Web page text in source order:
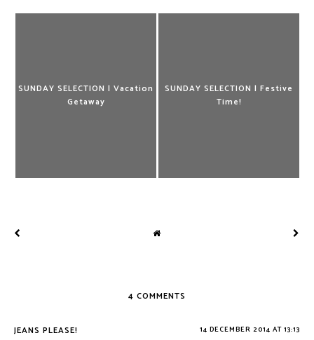
SUNDAY SELECTION | Vacation
Getaway
SUNDAY SELECTION | Festive
Time!
4 COMMENTS
JEANS PLEASE! 14 DECEMBER 2014 AT 13:13